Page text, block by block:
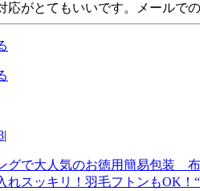
応がとてもいいです。メールで
|
グで大人気のお徳用簡易包
れスッキリ！羽毛フトンもOK！